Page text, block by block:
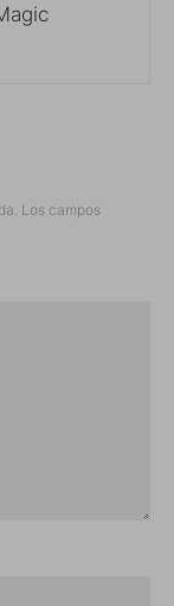
Los campos